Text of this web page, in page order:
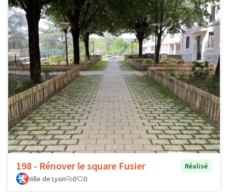
198 - Rénover le square Fusier
Réalisé
Ville de Lyon
0 0